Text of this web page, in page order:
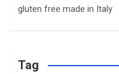
gluten free made in Italy
Tag